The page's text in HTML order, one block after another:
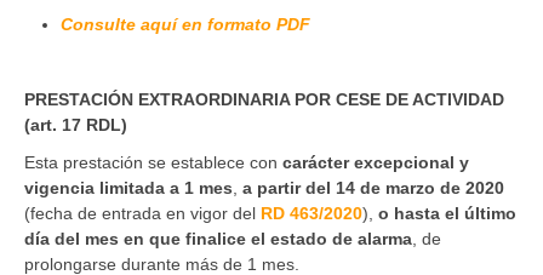
Consulte aquí en formato PDF
PRESTACIÓN EXTRAORDINARIA POR CESE DE ACTIVIDAD
(art. 17 RDL)
Esta prestación se establece con carácter excepcional y
vigencia limitada a 1 mes a partir del 14 de marzo de 2020
(fecha de entrada en vigor del RD 463/2020), o hasta el último
día del mes en que finalice el estado de alarma , de
prolongarse durante más de 1 mes.